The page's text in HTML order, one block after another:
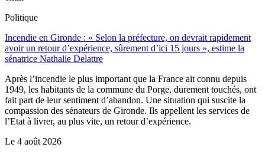
Politique
Incendie en Gironde : « Selon la préfecture, on devrait rapidement
avoir un retour d’expérience, sûrement d’ici 15 jours », estime la
sénatrice Nathalie Delattre
Après l’incendie le plus important que la France ait connu depuis
1949, les habitants de la commune du Porge, durement touchés, ont
fait part de leur sentiment d’abandon. Une situation qui suscite la
compassion des sénateurs de Gironde. Ils appellent les services de
l’Etat à livrer, au plus vite, un retour d’expérience.
Le 4 août 2026